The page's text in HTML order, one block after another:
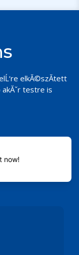
elkĂ©szĂ­tett
akĂˇr testre is
now!